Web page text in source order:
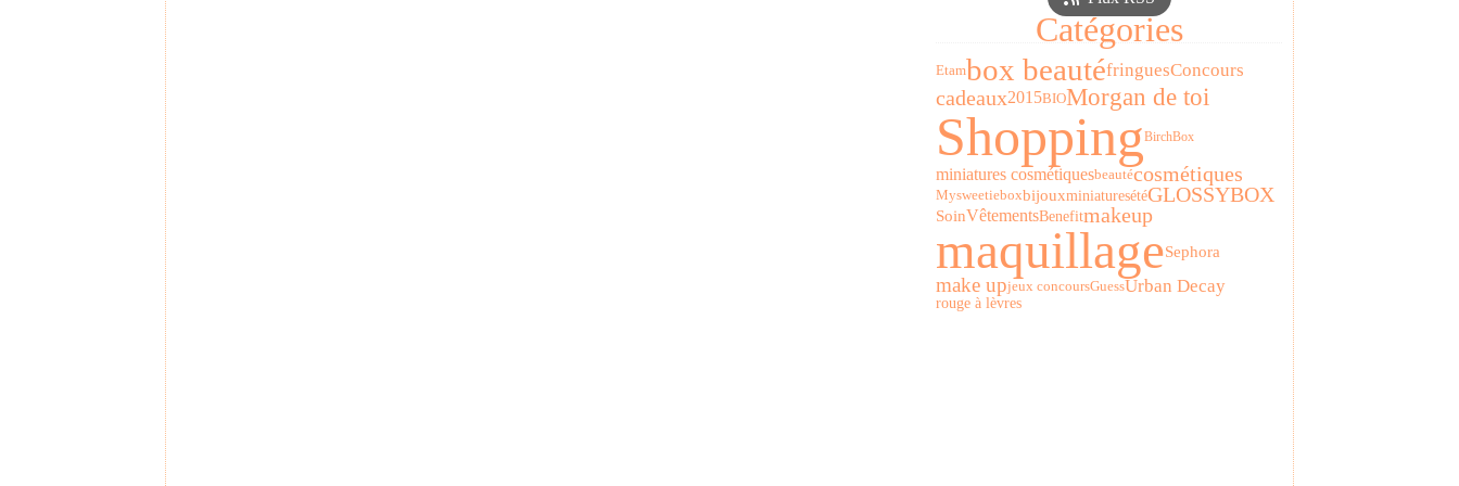
Catégories
Etambox beautéfringuesConcours
cadeaux2015BIOMorgan de toi
ShoppingBirchBox
miniatures cosmétiquesbeautécosmétiques
MysweetieboxbijouxminiaturesétéGLOSSYBOX
SoinVêtementsBenefitmakeup
maquillageSephora
make upjeux concoursGuessUrban Decay
rouge à lèvres